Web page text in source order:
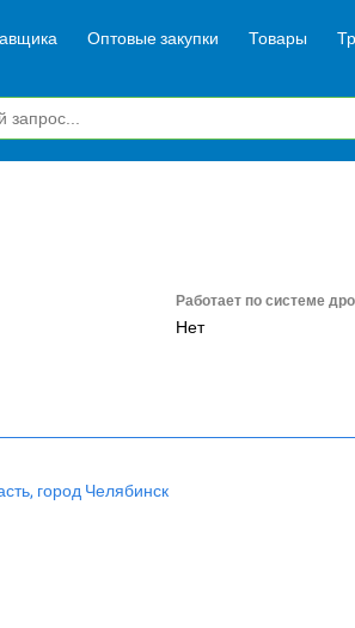
Оптовые закупки Товары
Работает по системе
Нет
город Челябинск